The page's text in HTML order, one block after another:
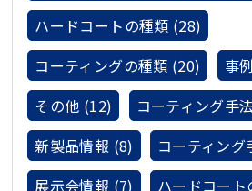
ハードコートの種類 (28)
コーティングの種類 (20)
事
その他 (12)
コーティング手
新製品情報 (8)
コーティン
展示会情報 (7)
ハードコー